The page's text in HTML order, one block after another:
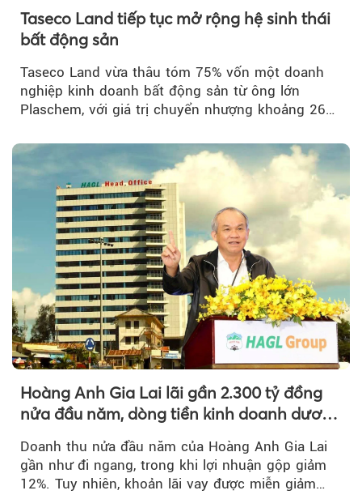
Taseco Land tiếp tục mở rộng hệ sinh thái
bất động sản
Taseco Land vừa thâu tóm 75% vốn một doanh
nghiệp kinh doanh bất động sản từ ông lớn
Plaschem, với giá trị chuyển nhượng khoảng 262
Hoàng Anh Gia Lai lãi gần 2.300 tỷ đồng
nửa đầu năm, dòng tiền kinh doanh dương
Doanh thu nửa đầu năm của Hoàng Anh Gia Lai
gần như đi ngang, trong khi lợi nhuận gộp giảm
12%. Tuy nhiên, khoản lãi vay được miễn giảm